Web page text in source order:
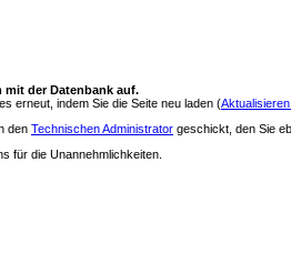
mit der Datenbank auf.
erneut, indem Sie die Seite neu laden (
den Technischen Administrator geschickt, den Sie
für die Unannehmlichkeiten.